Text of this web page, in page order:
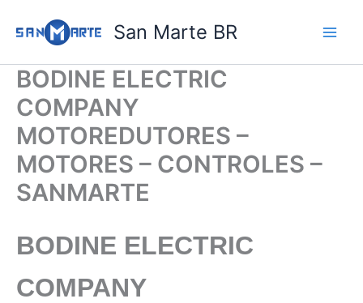
para
conteúdo
San Marte BR
BODINE ELECTRIC
COMPANY
MOTOREDUTORES –
MOTORES – CONTROLES –
SANMARTE
BODINE ELECTRIC
COMPANY